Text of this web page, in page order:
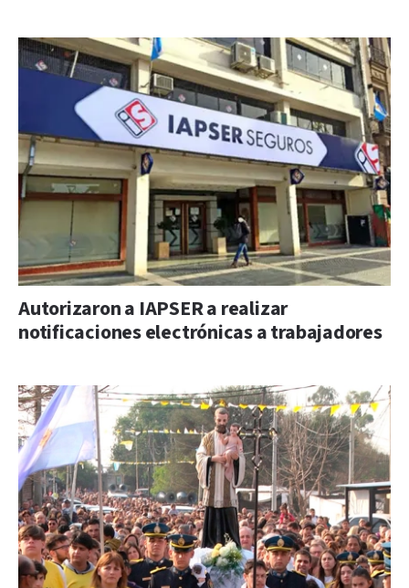
Autorizaron a IAPSER a realizar
notificaciones electrónicas a trabajadores